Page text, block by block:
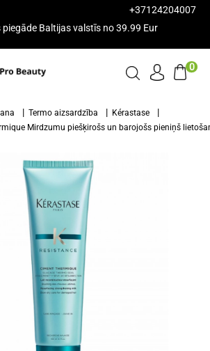
+37124204007
piegāde Baltijas valstīs no 39.99 Eur
0
Termo aizsardzība
Kérastase
Mirdzumu piešķirošs un barojošs pieniņš